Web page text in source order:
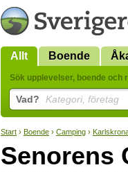
Allt Boende
Sök upplevelser, boende och
Vad? Kategori, företag
Start › Boende › Camping ›
Senorens